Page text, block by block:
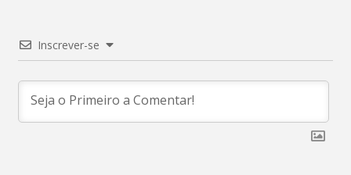
Inscrever-se